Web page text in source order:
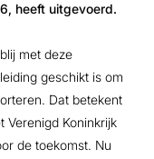
heeft uitgevoerd.
met deze
geschikt is om
Dat betekent
Verenigd Koninkrijk
de toekomst. Nu